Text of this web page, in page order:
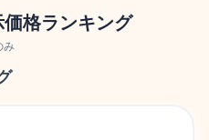
格ランキング
み